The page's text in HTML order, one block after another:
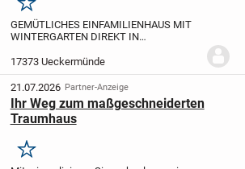
Merken
GEMÜTLICHES EINFAMILIENHAUS MIT
WINTERGARTEN DIREKT IN
UMGEBUNG.____________
vorhanden - weitere Infos auf Anfrage!?
140 m² Wohnfläche, flexibler Grundriss,...
17373 Ueckermünde
21.07.2026 Partner-Anzeige
Ihr Weg zum maßgeschneiderten
Traumhaus
Merken